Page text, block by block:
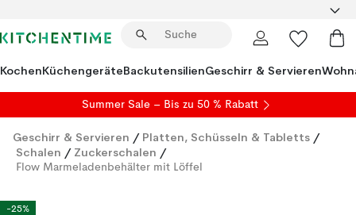
KochenKüchengeräteBackutensilienGeschirr & Servieren
Summer Sale – Bis zu 50 % Rabatt
Geschirr & Servieren / Platten, Schüsseln & Tabletts /
Schalen / Zuckerschalen /
Flow Marmeladenbehälter mit Löffel
-25%